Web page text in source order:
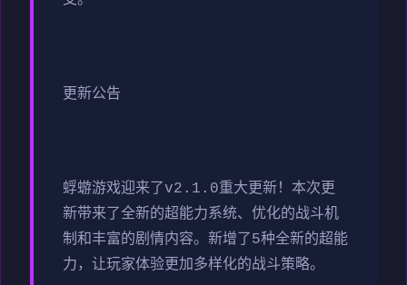
更新公告
蜉蝣游戏迎来了v2.1.0重大更新！本次更
新带来了全新的超能力系统、优化的战斗机
制和丰富的剧情内容。新增了5种全新的超能
力，让玩家体验更加多样化的战斗策略。